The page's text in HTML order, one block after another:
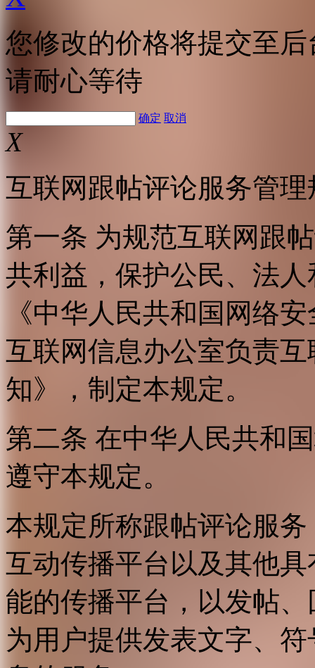
您修改的价格将提交至
请耐心等待
确定 取消
X
互联网跟帖评论服务管理
第一条 为规范互联网跟
共利益，保护公民、法
《中华人民共和国网络
互联网信息办公室负责
知》，制定本规定。
第二条 在中华人民共和
遵守本规定。
本规定所称跟帖评论服
互动传播平台以及其他
能的传播平台，以发帖
为用户提供发表文字、